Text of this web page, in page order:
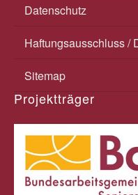
Datenschutz
Haftungsausschluss /
Sitemap
Projektträger